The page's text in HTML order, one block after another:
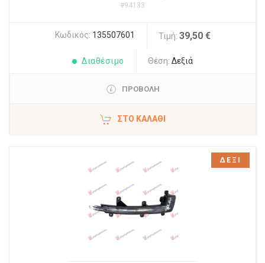
#94133
Κωδικός: 135507601 Τιμή: 39,50 €
Διαθέσιμο Θέση: Δεξιά
ΠΡΟΒΟΛΗ
ΣΤΟ ΚΑΛΆΘΙ
ΔΕΞΙ